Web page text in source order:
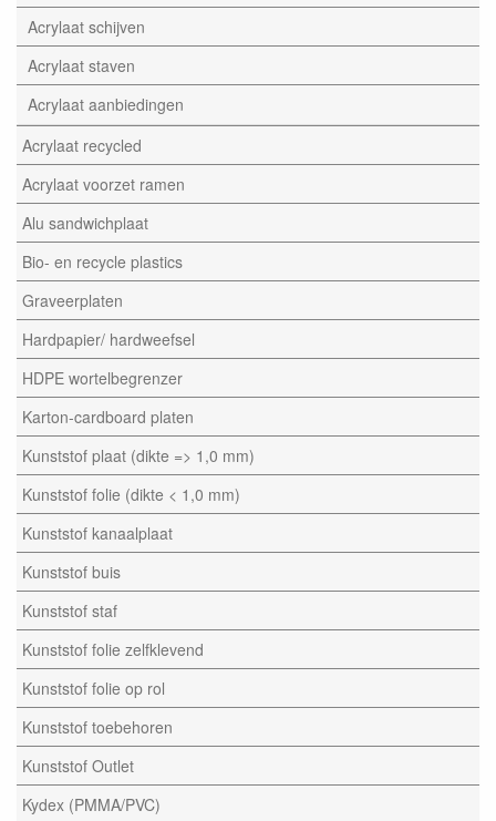
Acrylaat schijven
Acrylaat staven
Acrylaat aanbiedingen
Acrylaat recycled
Acrylaat voorzet ramen
Alu sandwichplaat
Bio- en recycle plastics
Graveerplaten
Hardpapier/ hardweefsel
HDPE wortelbegrenzer
Karton-cardboard platen
Kunststof plaat (dikte => 1,0 mm)
Kunststof folie (dikte < 1,0 mm)
Kunststof kanaalplaat
Kunststof buis
Kunststof staf
Kunststof folie zelfklevend
Kunststof folie op rol
Kunststof toebehoren
Kunststof Outlet
Kydex (PMMA/PVC)